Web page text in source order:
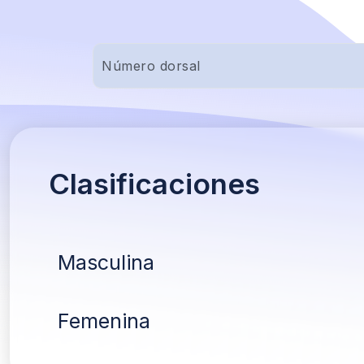
Clasificaciones
Masculina
Femenina